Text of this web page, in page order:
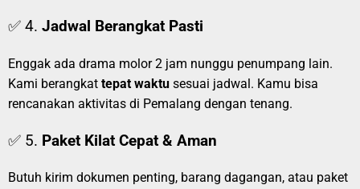
✅ 4. Jadwal Berangkat Pasti
Enggak ada drama molor 2 jam nunggu penumpang lain.
Kami berangkat tepat waktu sesuai jadwal. Kamu bisa
rencanakan aktivitas di Pemalang dengan tenang.
✅ 5. Paket Kilat Cepat & Aman
Butuh kirim dokumen penting, barang dagangan, atau paket